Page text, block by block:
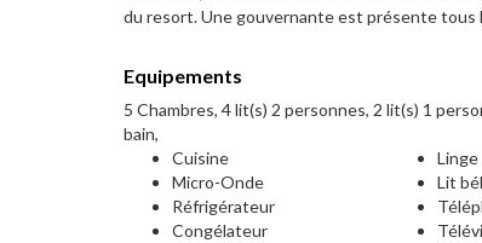
du resort. Une gouvernante est présente tous
Equipements
5 Chambres, 4 lit(s) 2 personnes, 2 lit(s) 1
bain,
Cuisine
Micro-Onde
Réfrigérateur
Congélateur
Lit